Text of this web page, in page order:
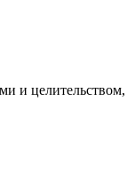
и целительством,